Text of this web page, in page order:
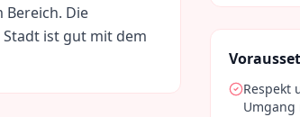
Die
Stadt ist gut mit dem
Respekt